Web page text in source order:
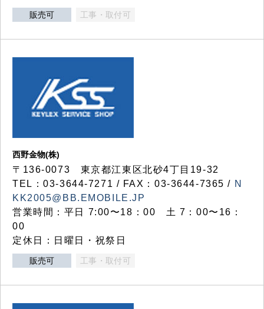
販売可 工事・取付可
西野金物(株)
〒136-0073 東京都江東区北砂4丁目19-32
TEL：03‐3644‐7271 / FAX：03-3644-7365 / N
KK2005@BB.EMOBILE.JP
営業時間：平日 7:00〜18：00 土 7：00〜16：
00
定休日：日曜日・祝祭日
販売可 工事・取付可